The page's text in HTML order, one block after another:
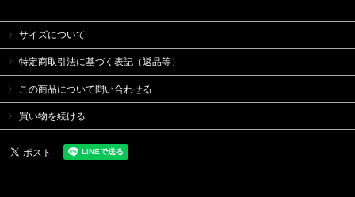
サイズについて
特定商取引法に基づく表記（返品等）
この商品について問い合わせる
買い物を続ける